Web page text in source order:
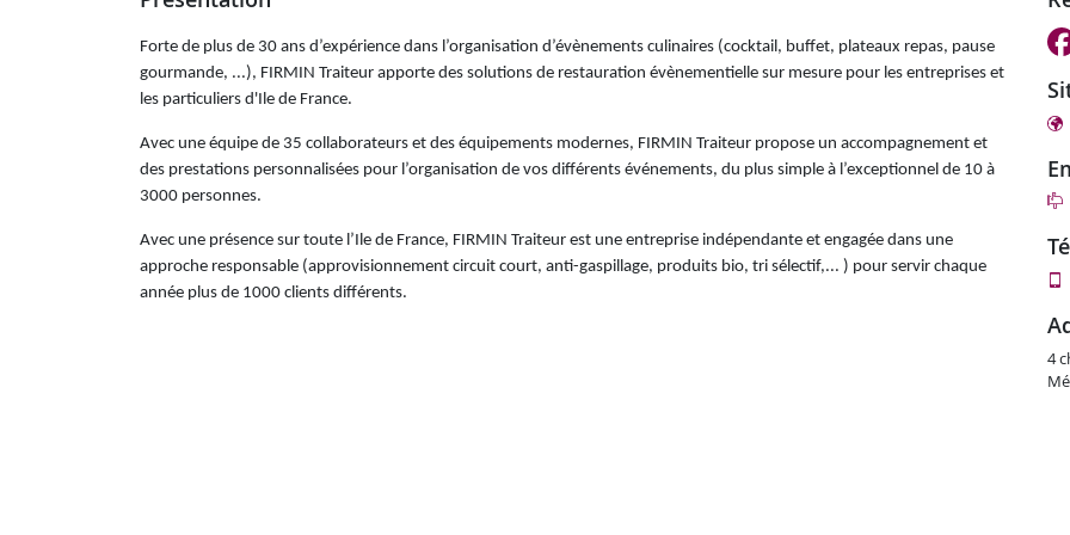
Forte de plus de 30 ans d’expérience dans l’organisation d’évènements culinaires (cocktail, buffet, plateaux repas, pause
gourmande, ...), FIRMIN Traiteur apporte des solutions de restauration évènementielle sur mesure pour les entreprises et
les particuliers d'Ile de France.
Avec une équipe de 35 collaborateurs et des équipements modernes, FIRMIN Traiteur propose un accompagnement et
des prestations personnalisées pour l’organisation de vos différents événements, du plus simple à l’exceptionnel de 10 à
3000 personnes.
Avec une présence sur toute l’Ile de France, FIRMIN Traiteur est une entreprise indépendante et engagée dans une
approche responsable (approvisionnement circuit court, anti-gaspillage, produits bio, tri sélectif,... ) pour servir chaque
année plus de 1000 clients différents.
4